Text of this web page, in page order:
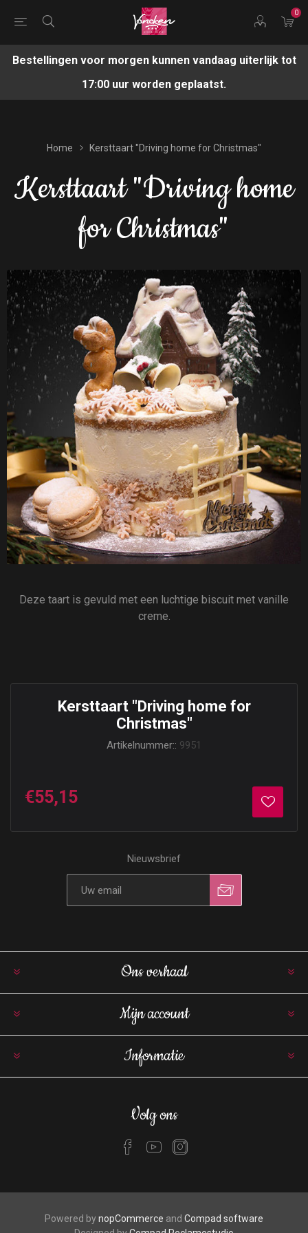
0
Bestellingen voor morgen kunnen vandaag uiterlijk tot
17:00 uur worden geplaatst.
Home Kersttaart "Driving home for Christmas"
Kersttaart "Driving home
for Christmas"
Deze taart is gevuld met een luchtige biscuit met vanille
creme.
Kersttaart "Driving home for
Christmas"
Artikelnummer:: 9951
€55,15
Nieuwsbrief
Ons verhaal
Mijn account
Informatie
Volg ons
Powered bynopCommerce and Compad software